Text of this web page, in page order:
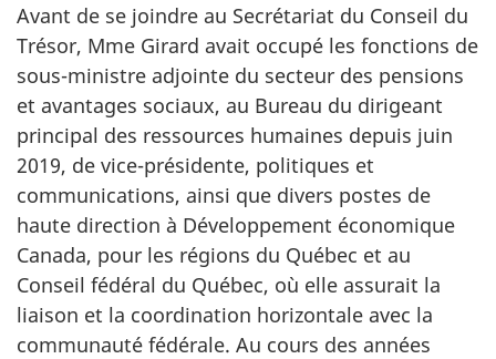
Avant de se joindre au Secrétariat du Conseil du
Trésor, Mme Girard avait occupé les fonctions de
sous-ministre adjointe du secteur des pensions
et avantages sociaux, au Bureau du dirigeant
principal des ressources humaines depuis juin
2019, de vice-présidente, politiques et
communications, ainsi que divers postes de
haute direction à Développement économique
Canada, pour les régions du Québec et au
Conseil fédéral du Québec, où elle assurait la
liaison et la coordination horizontale avec la
communauté fédérale. Au cours des années